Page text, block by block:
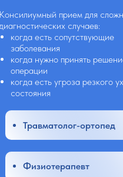
Консилиумный прием для
диагностических случаев:
когда есть сопутствующие
заболевания
когда нужно принять
операции
когда есть угроза резкого
состояния
Травматолог-ортопед
Физиотерапевт